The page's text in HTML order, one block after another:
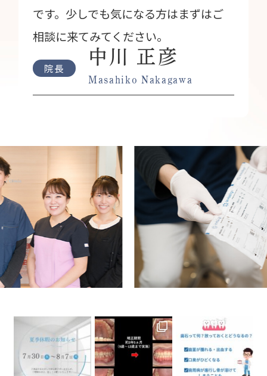
です。少しでも気になる方はまずはご
相談に来てみてください。
院長
中川 正彦
Masahiko Nakagawa